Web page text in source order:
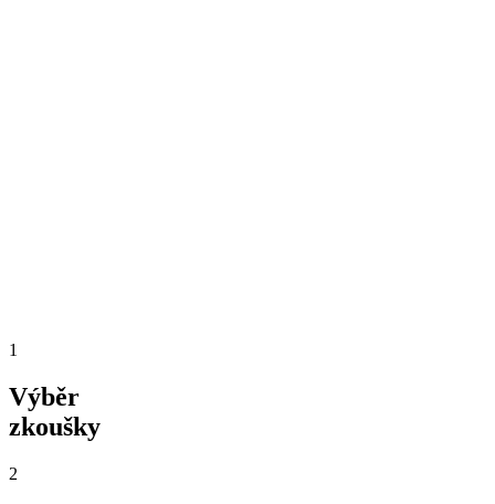
1
Výběr
zkoušky
2